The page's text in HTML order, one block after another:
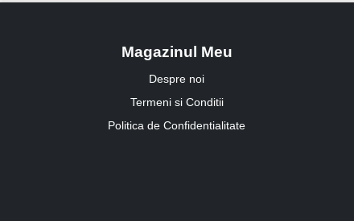
Magazinul Meu
Despre noi
Termeni si Conditii
Politica de Confidentialitate